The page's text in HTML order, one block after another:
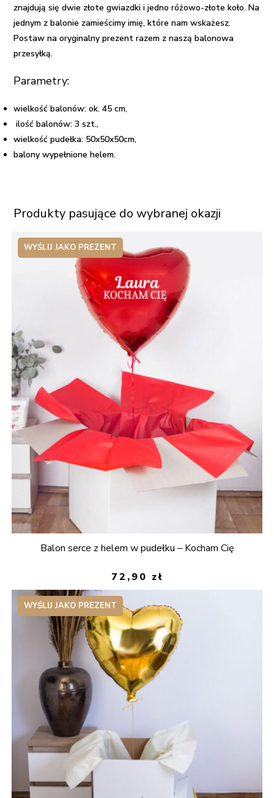
znajdują się dwie złote gwiazdki i jedno różowo-złote koło. Na
jednym z balonie zamieścimy imię, które nam wskażesz.
Postaw na oryginalny prezent razem z nasząbalonowa
przesyłką.
Parametry:
wielkość balonów: ok. 45 cm,
ilość balonów: 3 szt.,
wielkość pudełka: 50x50x50cm,
balony wypełnione helem.
Produkty pasujące do wybranej okazji
WYŚLIJ JAKO PREZENT
Balon serce z helem w pudełku – Kocham Cię
72,90 zł
WYŚLIJ JAKO PREZENT